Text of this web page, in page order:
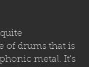
of drums that is
metal. It's